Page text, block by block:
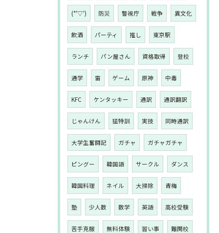
(*'▽') 防災 警視庁 戦争 異文化
飲酒 パーティ 推し 東京駅
ランチ パン屋さん 資格取得 登校
通学 雷 ゲーム 原神 中毒
KFC ケンタッキー 通訳 通訳翻訳
じゃんけん 猛特訓 実技 同時通訳
大学生奮闘記 ガチャ ガチャガチャ
ピングー 韓国語 サークル ダンス
韓国料理 ネイル 大掃除 青梅
塾 少人数 数学 英語 高校受験
苦手克服 無料体験 習い事 難関校